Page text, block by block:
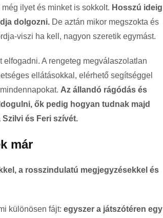
ilyet és minket is sokkolt. Hosszú ideig
dolgozni. De aztán mikor megszokta és
viszi ha kell, nagyon szeretik egymást.
A rengeteg megválaszolatlan
ellátásokkal, elérhető segítséggel
Az állandó rágódás és
ők pedig hogyan tudnak majd
és Feri szívét.
már
a rosszindulatú megjegyzésekkel és
különösen fájt: egyszer a játszótéren egy